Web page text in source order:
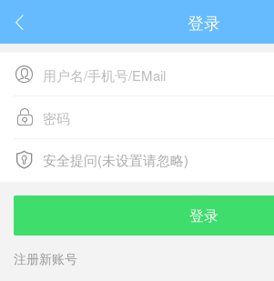
 登录


 安全提问(未设置请忽略)
安全提问(未设置请忽略)
登录
注册新账号